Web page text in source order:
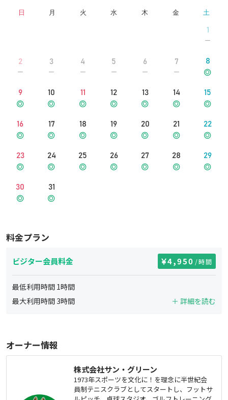
日 月 火 水 木 金 土
1
2 3 4 5 6 7 8
9 10 11 12 13 14 15
16 17 18 19 20 21 22
23 24 25 26 27 28 29
30 31
料金プラン
ビジター会員料金 4,950 /時間
最低利用時間 1時間
最大利用時間 3時間 ＋ 詳細を読む
オーナー情報
株式会社サン・グリーン
1973年スポーツを文化に！を理念に半世紀会
員制テニスクラブとしてスタートし、フットサ